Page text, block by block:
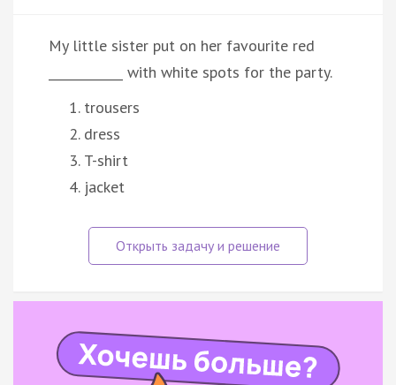
My little sister put on her favourite red
____________ with white spots for the party.
trousers
dress
T-shirt
jacket